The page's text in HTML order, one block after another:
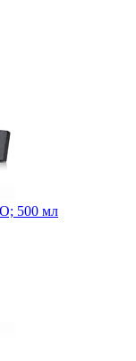
500 мл